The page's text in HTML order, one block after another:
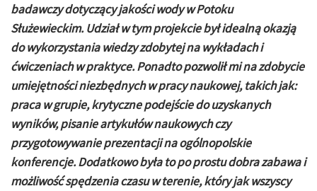
badawczy dotyczący jakości wody w Potoku
Służewieckim. Udział w tym projekcie był idealną okazją
do wykorzystania wiedzy zdobytej na wykładach i
ćwiczeniach w praktyce. Ponadto pozwolił mi na zdobycie
umiejętności niezbędnych w pracy naukowej, takich jak:
praca w grupie, krytyczne podejście do uzyskanych
wyników, pisanie artykułów naukowych czy
przygotowywanie prezentacji na ogólnopolskie
konferencje. Dodatkowo była to po prostu dobra zabawa i
możliwość spędzenia czasu w terenie, który jak wszyscy